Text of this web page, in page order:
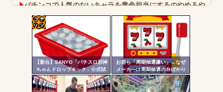
パチンコで人気のないキャラを青色担当にするのやめろや
ワイ、パチンコ屋店員の目の前で会員カードを握り潰し
「今までありがとう」と...
無職のパチンコカス(22)なんやが、ワイの人生どれくらい
ヤバいか教えて？...
AngelBeats!とかいうクソアニメの思い出ｗｗｗ
【新台】SANYO「パチスロ邪神
ちゃんドロップキック」公式試
打動画公開！演出の作り込みい
いなｗｗｗ
お前ら「周期抽選嫌い」←なぜ
メーカーは周期抽選の台ばかり
出すんだ？
コテ
リン
- 固
定リ